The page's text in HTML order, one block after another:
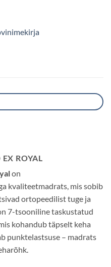
ROYAL
on
kvaliteetmadrats, mis sobib
ortopeedilist tuge ja
7-tsooniline taskustatud
kohandub täpselt keha
punktelastsuse – madrats